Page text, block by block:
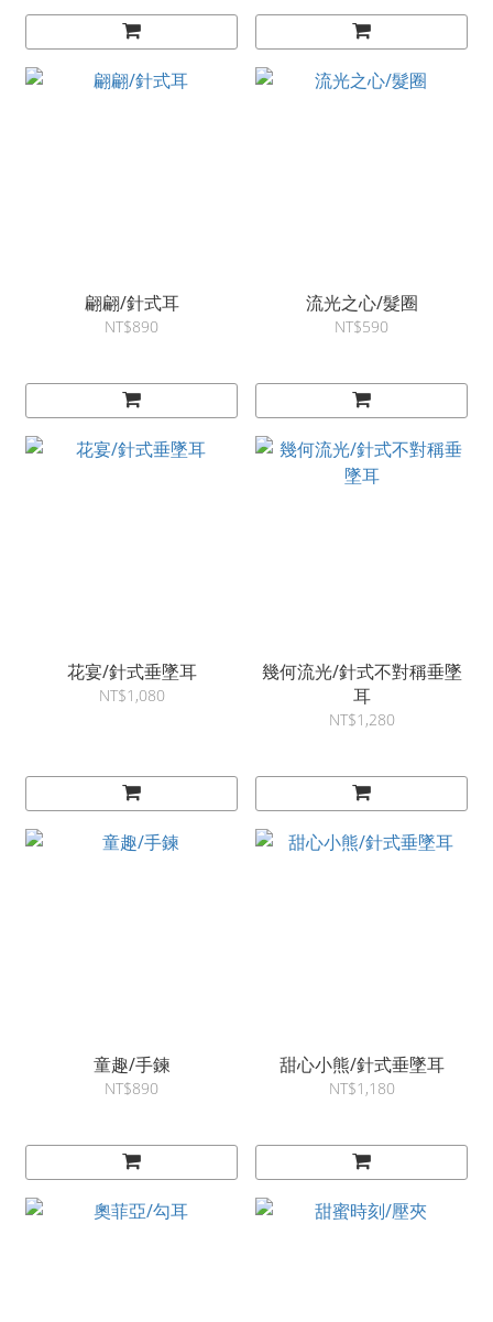
翩翩/針式耳
NT$890
流光之心/髮圈
NT$590
花宴/針式垂墜耳
NT$1,080
幾何流光/針式不對稱垂墜
耳
NT$1,280
童趣/手鍊
NT$890
甜心小熊/針式垂墜耳
NT$1,180